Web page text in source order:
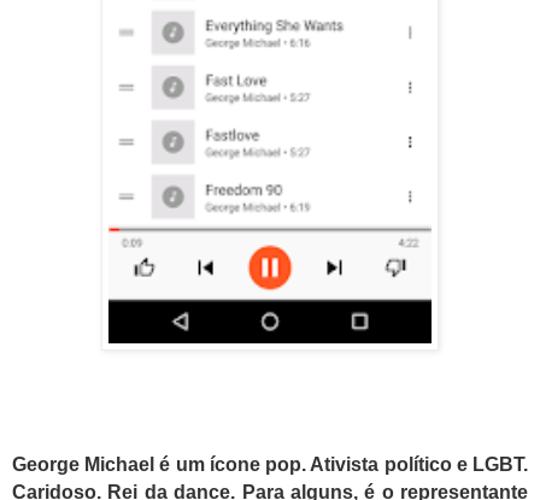
George Michael é um ícone pop. Ativista político e LGBT.
Caridoso. Rei da dance. Para alguns, é o representante